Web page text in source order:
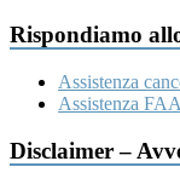
Rispondiamo
Assistenza
Assistenza
Disclaimer –